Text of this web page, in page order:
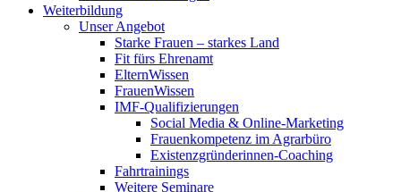
Weiterbildung
Unser Angebot
Starke Frauen – starkes Land
Fit fürs Ehrenamt
ElternWissen
FrauenWissen
IMF-Qualifizierungen
Social Media & Online-Marketing
Frauenkompetenz im Agrarbüro
Existenzgründerinnen-Coaching
Fahrtrainings
Weitere Seminare